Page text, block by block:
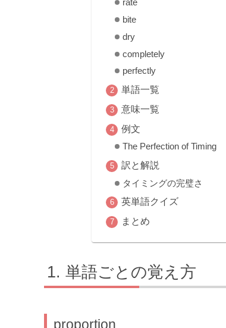
rate
bite
dry
completely
perfectly
単語一覧
意味一覧
例文
The Perfection of Timing
訳と解説
タイミングの完璧さ
英単語クイズ
まとめ
単語ごとの覚え方
proportion